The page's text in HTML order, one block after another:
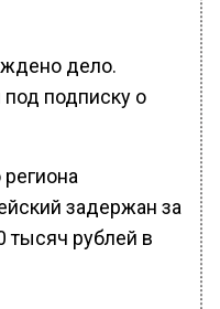
дело.
под подписку о
задержан за
тысяч рублей в